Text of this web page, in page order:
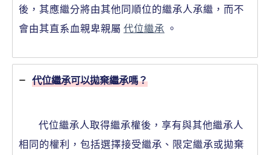
後，其應繼分將由其他同順位的繼承人承繼，而不
會由其直系血親卑親屬 代位繼承 。
代位繼承可以拋棄繼承嗎？
代位繼承人取得繼承權後，享有與其他繼承人
相同的權利，包括選擇接受繼承、限定繼承或拋棄